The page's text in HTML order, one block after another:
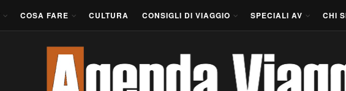
COSA FARE CULTURA CONSIGLI DI VIAGGIO SPECIALI AV CHI